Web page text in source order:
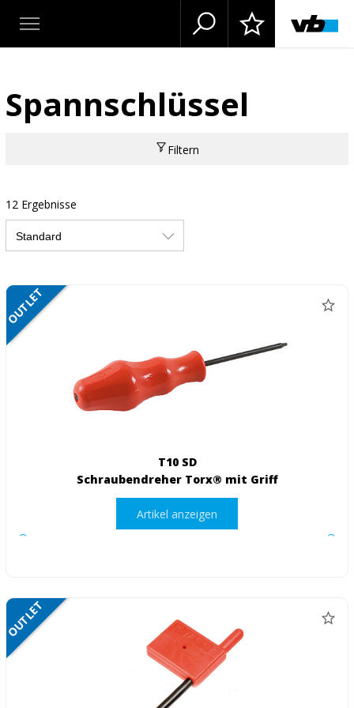
Spannschlüssel
Filtern
12 Ergebnisse
NETTO
OUTLET
T10 SD
Schraubendreher Torx® mit Griff
Artikel anzeigen
NETTO
OUTLET